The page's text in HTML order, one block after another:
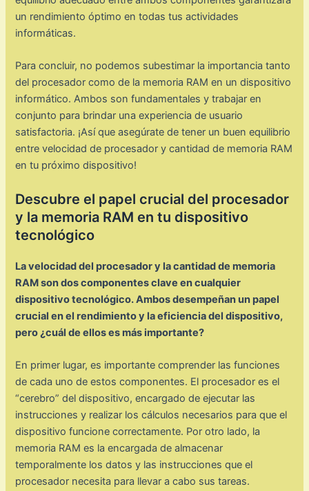
un rendimiento óptimo en todas tus actividades
informáticas.
Para concluir, no podemos subestimar la importancia tanto
del procesador como de la memoria RAM en un dispositivo
informático. Ambos son fundamentales y trabajar en
conjunto para brindar una experiencia de usuario
satisfactoria. ¡Así que asegúrate de tener un buen equilibrio
entre velocidad de procesador y cantidad de memoria RAM
en tu próximo dispositivo!
Descubre el papel crucial del procesador
y la memoria RAM en tu dispositivo
tecnológico
La velocidad del procesador y la cantidad de memoria
RAM son dos componentes clave en cualquier
dispositivo tecnológico. Ambos desempeñan un papel
crucial en el rendimiento y la eficiencia del dispositivo,
pero ¿cuál de ellos es más importante?
En primer lugar, es importante comprender las funciones
de cada uno de estos componentes. El procesador es el
“cerebro” del dispositivo, encargado de ejecutar las
instrucciones y realizar los cálculos necesarios para que el
dispositivo funcione correctamente. Por otro lado, la
memoria RAM es la encargada de almacenar
temporalmente los datos y las instrucciones que el
procesador necesita para llevar a cabo sus tareas.